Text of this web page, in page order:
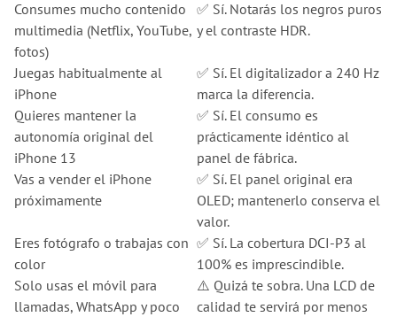
Consumes mucho contenido
multimedia (Netflix, YouTube,
fotos)
✅ Sí. Notarás los negros puros
y el contraste HDR.
Juegas habitualmente al
iPhone
✅ Sí. El digitalizador a 240 Hz
marca la diferencia.
Quieres mantener la
autonomía original del
iPhone 13
✅ Sí. El consumo es
prácticamente idéntico al
panel de fábrica.
Vas a vender el iPhone
próximamente
✅ Sí. El panel original era
OLED; mantenerlo conserva el
valor.
Eres fotógrafo o trabajas con
color
✅ Sí. La cobertura DCI-P3 al
100% es imprescindible.
Solo usas el móvil para
llamadas, WhatsApp y poco
⚠️ Quizá te sobra. Una LCD de
calidad te servirá por menos